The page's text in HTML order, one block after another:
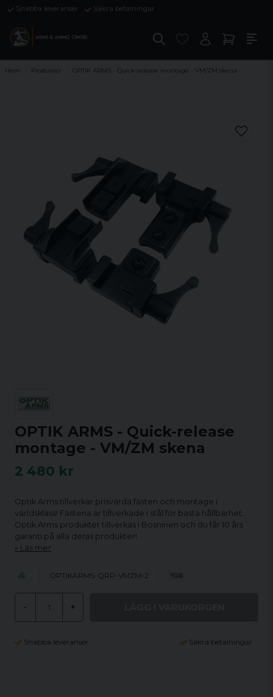
Snabba leveranser Säkra betalningar
Hem Produkter OPTIK ARMS - Quick-release montage - VM/ZM skena
OPTIK ARMS - Quick-release
montage - VM/ZM skena
2 480 kr
Optik Arms tillverkar prisvärda fästen och montage i
världsklass! Fästena är tillverkade i stål för bästa hållbarhet.
Optik Arms produkter tillverkas i Bosninen och du får 10 års
garanti på alla deras produkter!
Läs mer
OPTIKARMS-QRP-VMZM-2
- +
Snabba leveranser Säkra betalningar